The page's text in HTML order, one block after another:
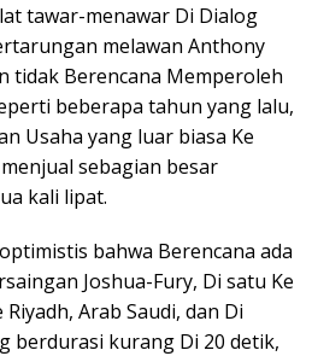
tawar-menawar Di Dialog
melawan Anthony
tidak Berencana Memperoleh
beberapa tahun yang lalu,
Usaha yang luar biasa Ke
sebagian besar
kali lipat.
bahwa Berencana ada
Joshua-Fury, Di satu Ke
Arab Saudi, dan Di
berdurasi kurang Di 20 detik,